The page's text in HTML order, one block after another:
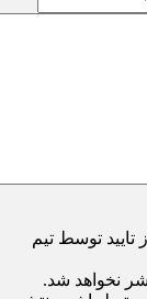
توسط تیم
نخواهد شد.